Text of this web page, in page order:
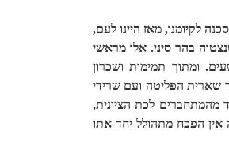
לקיומנו, מאז היינו לעם,
בהר סיני. אלו מראשי
ומתוך תמימות ושכרון
שארית הפליטה ועם שרידי
לכת הציונית,
הפכח מתהולל יחד אתו